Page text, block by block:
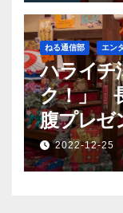
ねる通信部 エン
ハライチ
ク！」
腹プレゼ
2022-12-25